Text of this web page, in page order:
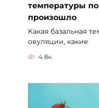
температуры
произошло
Какая базальная
овуляции, какие
4.8к.